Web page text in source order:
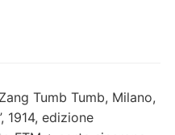
Tumb Tumb, Milano,
1914, edizione